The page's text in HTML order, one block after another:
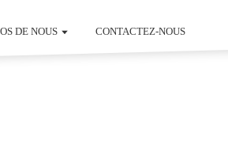
DE NOUS CONTACTEZ-NOUS